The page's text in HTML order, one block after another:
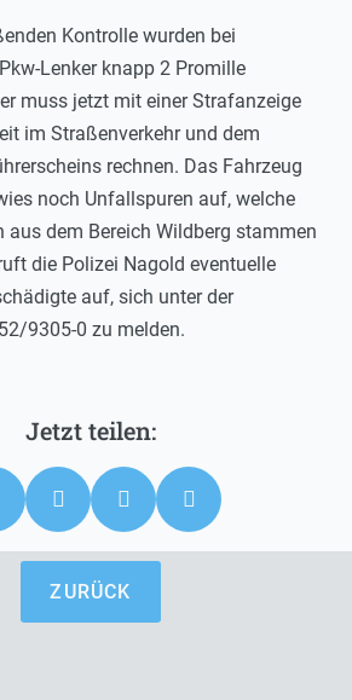
Kontrolle wurden bei
Lenker knapp 2 Promille
muss jetzt mit einer Strafanzeige
im Straßenverkehr und dem
rechnen. Das Fahrzeug
noch Unfallspuren auf, welche
aus dem Bereich Wildberg stammen
die Polizei Nagold eventuelle
auf, sich unter der
9305-0 zu melden.
ZURÜCK